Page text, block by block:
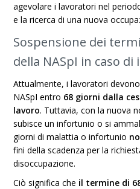
agevolare i lavoratori nel
e la ricerca di una nuova
Sospensione dei
della NASpI in caso
Attualmente, i lavoratori
NASpI entro 68 giorni dalla
lavoro. Tuttavia, con la nuova
subisce un infortunio o si
giorni di malattia o infortunio
fini della scadenza per la
disoccupazione.
Ciò significa che il termine di